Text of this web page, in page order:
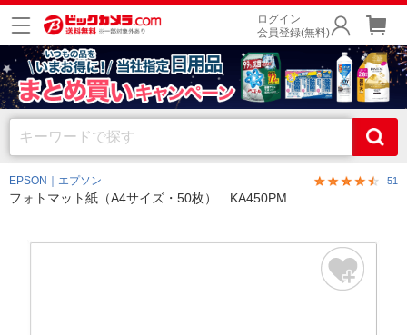
ログイン
会員登録(無料)
EPSON｜エプソン 51
フォトマット紙（A4サイズ・50枚） KA450PM